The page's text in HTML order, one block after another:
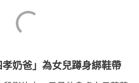
奶爸」為女兒蹲身綁鞋帶